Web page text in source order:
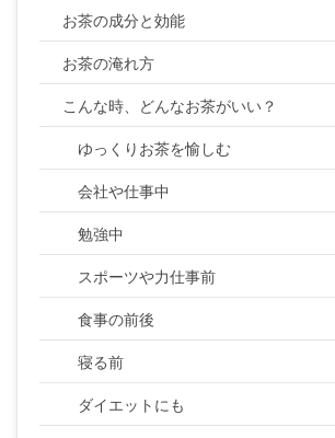
お茶の成分と効能
お茶の淹れ方
こんな時、どんなお茶がいい？
ゆっくりお茶を愉しむ
会社や仕事中
勉強中
スポーツや力仕事前
食事の前後
寝る前
ダイエットにも